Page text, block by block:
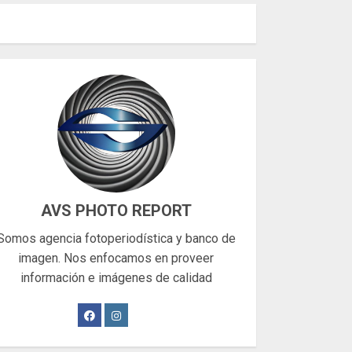
AVS PHOTO REPORT
agencia fotoperiodística y banco de
imagen. Nos enfocamos en proveer
información e imágenes de calidad